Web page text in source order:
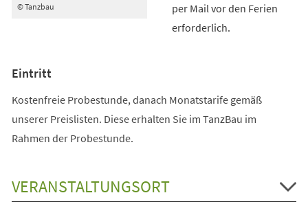
© Tanzbau
per Mail vor den Ferien
erforderlich.
Eintritt
Kostenfreie Probestunde, danach Monatstarife gemäß
unserer Preislisten. Diese erhalten Sie im TanzBau im
Rahmen der Probestunde.
VERANSTALTUNGSORT